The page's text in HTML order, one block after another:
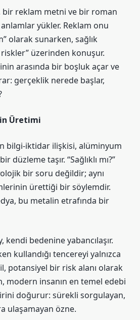
bir reklam metni ve bir roman
anlamlar yükler. Reklam onu
olarak sunarken, sağlık
riskler” üzerinden konuşur.
arasında bir boşluk açar ve
gerçeklik nerede başlar,
Üretimi
bilgi-iktidar ilişkisi, alüminyum
düzleme taşır. “Sağlıklı mı?”
bir soru değildir; aynı
ürettiği bir söylemdir.
bu metalin etrafında bir
kendi bedenine yabancılaşır.
kullandığı tencereyi yalnızca
potansiyel bir risk alanı olarak
modern insanın en temel edebi
doğurur: sürekli sorgulayan,
ulaşamayan özne.